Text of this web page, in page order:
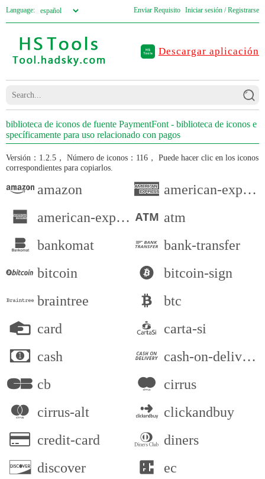
Language: Enviar Requisito Iniciar sesión / Registrarse
Descargar aplicación
biblioteca de iconos de fuente PaymentFont - biblioteca de iconos e
specíficamente para uso relacionado con pagos
Versión：1.2.5， Número de iconos：116，
Puede hacer clic en los iconos
correspondientes para copiarlos.
amazon
american-express
american-express-alt
atm
bankomat
bank-transfer
bitcoin
bitcoin-sign
braintree
btc
card
carta-si
cash
cash-on-delivery
cb
cirrus
cirrus-alt
clickandbuy
credit-card
diners
discover
ec